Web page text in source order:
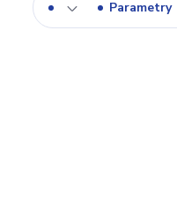
Parametry